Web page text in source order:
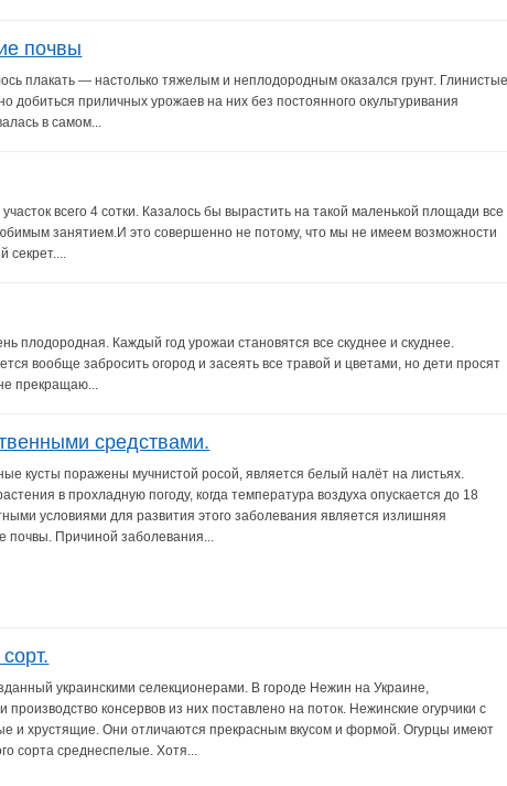
почвы
плакать — настолько тяжелым и неплодородным оказался грунт.
добиться приличных урожаев на них без постоянного окультуривания
в самом...
всего 4 сотки. Казалось бы вырастить на такой маленькой площади все
занятием.И это совершенно не потому, что мы не имеем возможности
секрет....
плодородная. Каждый год урожаи становятся все скуднее и скуднее.
вообще забросить огород и засеять все травой и цветами, но дети просят
прекращаю...
средствами.
кусты поражены мучнистой росой, является белый налёт на листьях.
в прохладную погоду, когда температура воздуха опускается до 18
условиями для развития этого заболевания является излишняя
почвы. Причиной заболевания...
украинскими селекционерами. В городе Нежин на Украине,
производство консервов из них поставлено на поток. Нежинские огурчики с
и хрустящие. Они отличаются прекрасным вкусом и формой. Огурцы имеют
сорта среднеспелые. Хотя...